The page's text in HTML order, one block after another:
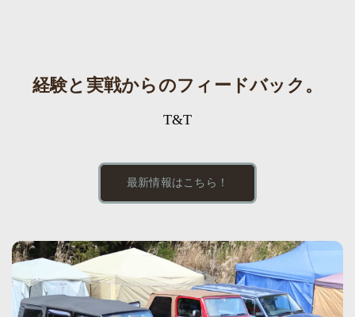
経験と実戦からのフィードバック。
T&T
最新情報はこちら！